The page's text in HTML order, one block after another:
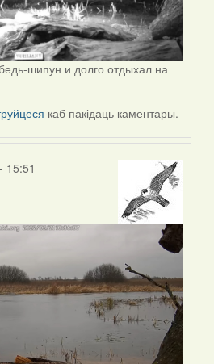
шипун и долго отдыхал на
каб пакідаць каментары.
15:51